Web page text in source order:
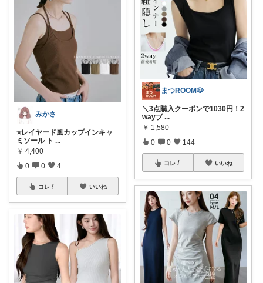
みかさ
⭐️レイヤード風カップインキャ
ミソール ト ...
￥ 4,400
0 0 4
コレ いいね
まつROOM🐶
＼3点購入クーポンで1030円！2
wayブ ...
￥ 1,580
0 0 144
コレ いいね